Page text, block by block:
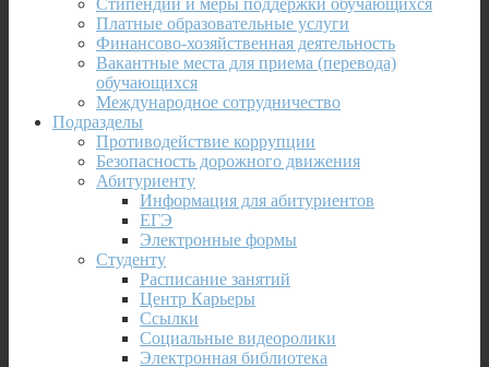
Стипендии и меры поддержки обучающихся
Платные образовательные услуги
Финансово-хозяйственная деятельность
Вакантные места для приема (перевода)
обучающихся
Международное сотрудничество
Подразделы
Противодействие коррупции
Безопасность дорожного движения
Абитуриенту
Информация для абитуриентов
ЕГЭ
Электронные формы
Студенту
Расписание занятий
Центр Карьеры
Ссылки
Социальные видеоролики
Электронная библиотека